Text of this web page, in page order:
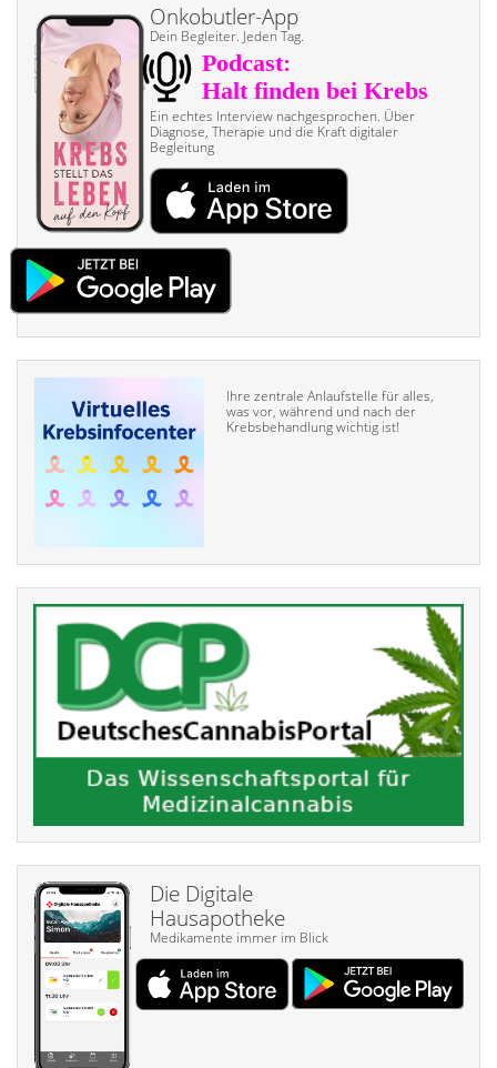
Onkobutler-App
Dein Begleiter. Jeden Tag.
Ein echtes Interview nach­gesprochen. Über
Diagnose, Therapie und die Kraft digitaler
Begleitung
Ihre zentrale Anlaufstelle für alles,
was vor, während und nach der
Krebsbehandlung wichtig ist!
Die Digitale
Hausapotheke
Medikamente immer im Blick